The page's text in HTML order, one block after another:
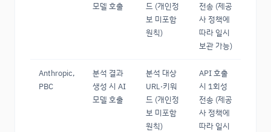
모델 호출
드 (개인정
보 미포함
원칙)
전송 (제공
사 정책에
따라 일시
보관 가능)
Anthropic,
PBC
분석 결과
생성 시 AI
모델 호출
분석 대상
URL·키워
드 (개인정
보 미포함
원칙)
API 호출
시 1회성
전송 (제공
사 정책에
따라 일시